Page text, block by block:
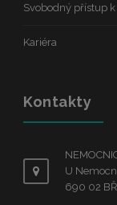
Svobodný přístup
Kariéra
Kontakty
U
690 02